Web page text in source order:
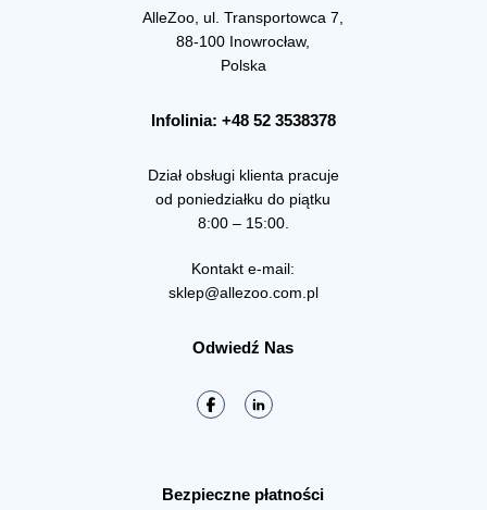
AlleZoo, ul. Transportowca 7,
88-100 Inowrocław,
Polska
Infolinia: +48 52 3538378
Dział obsługi klienta pracuje
od poniedziałku do piątku
8:00 – 15:00.
Kontakt e-mail:
sklep@allezoo.com.pl
Odwiedź Nas
Bezpieczne płatności